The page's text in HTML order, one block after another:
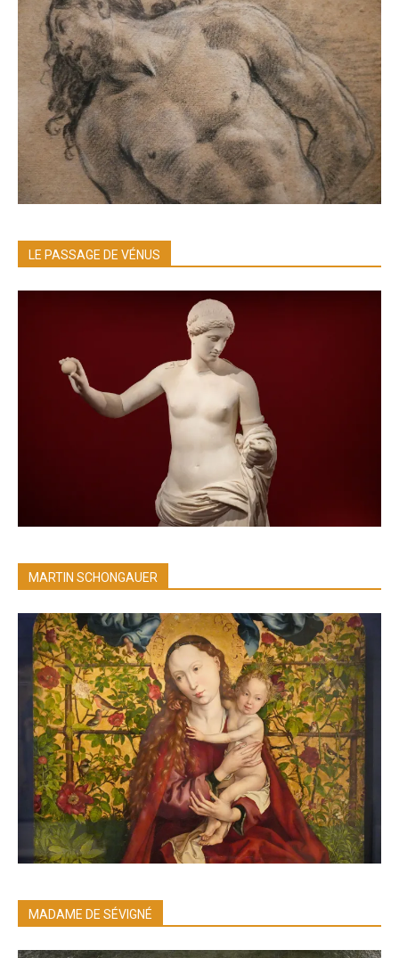
LE PASSAGE DE VÉNUS
MARTIN SCHONGAUER
MADAME DE SÉVIGNÉ